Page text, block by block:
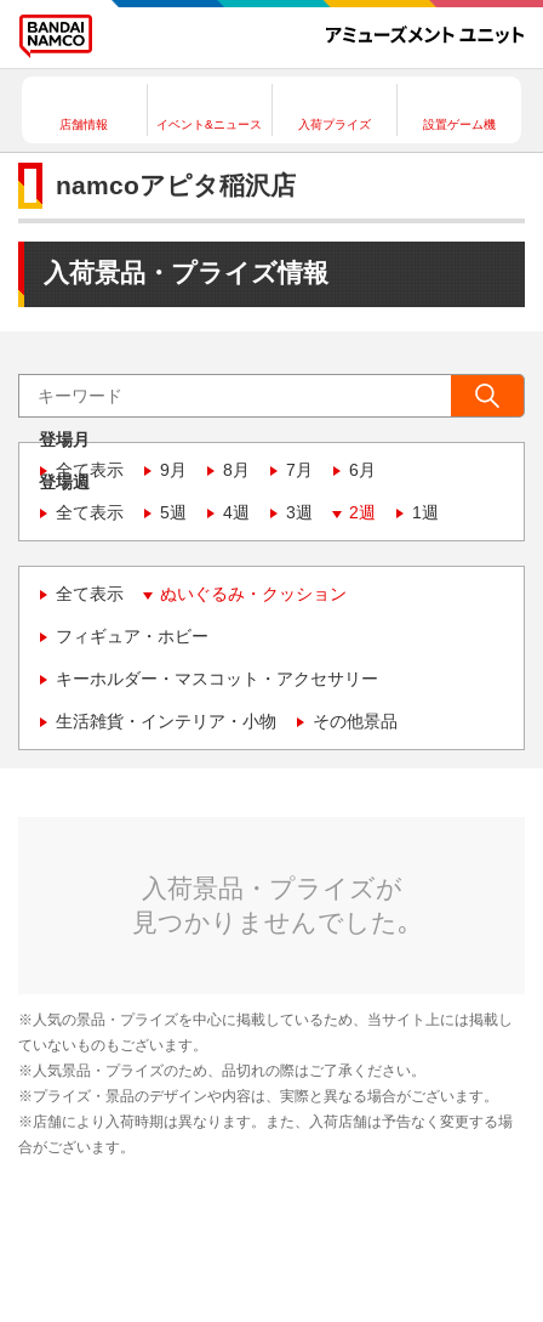
店舗情報 イベント&ニュース 入荷プライズ 設置ゲーム機
namcoアピタ稲沢店
入荷景品・プライズ情報
登場月
全て表示
9月 8月 7月 6月
登場週
全て表示
5週 4週 3週 2週 1週
全て表示 ぬいぐるみ・クッション
フィギュア・ホビー
キーホルダー・マスコット・アクセサリー
生活雑貨・インテリア・小物 その他景品